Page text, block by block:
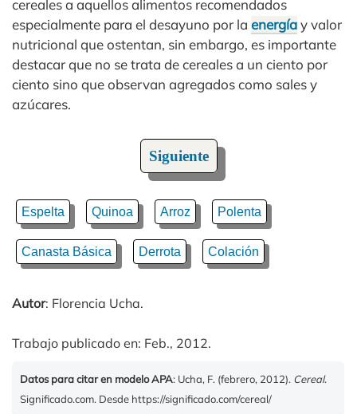
cereales a aquellos alimentos recomendados
especialmente para el desayuno por la energíay valor
nutricional que ostentan, sin embargo, es importante
destacar que no se trata de cereales a un ciento por
ciento sino que observan agregados como sales y
azúcares.
Siguiente
Espelta Quinoa Arroz Polenta
Canasta Básica Derrota Colación
Autor: Florencia Ucha.
Trabajo publicado en: Feb., 2012.
Datos para citar en modelo APA: Ucha, F. (febrero, 2012). Cereal.
Significado.com. Desde https://significado.com/cereal/